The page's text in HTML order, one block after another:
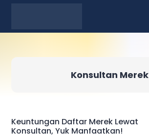
Konsultan Merek
Keuntungan Daftar Merek Lewat
Konsultan, Yuk Manfaatkan!